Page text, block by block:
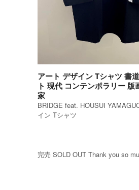
アート デザイン Tシャツ 書
ト 現代 コンテンポラリー 版
家
BRIDGE feat. HOUSUI
イン Tシャツ
完売 SOLD OUT Thank you so